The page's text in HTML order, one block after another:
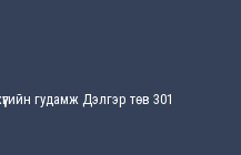
ажлаа үнэлж, хэрэгжилтээ
гудамж Дэлгэр төв 301